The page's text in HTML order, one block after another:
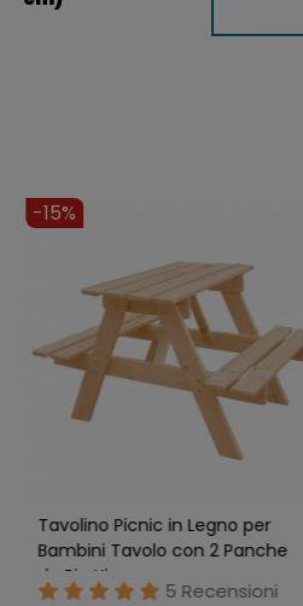
-15%
Tavolino Picnic in Legno per
Bambini Tavolo con 2 Panche
da Pic Nic
5 Recensioni